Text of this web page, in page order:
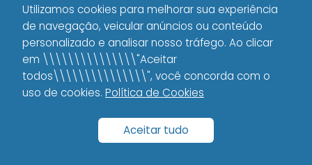
Utilize ferramentas que permitam
acompanhar desde o tráfego do site
até o comportamento dos usuários, de
forma que você possa tomar decisões
embasadas e evitar desperdícios.
Principais Métricas a Serem
Utilizamos cookies para melhorar sua experiência
de navegação, veicular anúncios ou conteúdo
personalizado e analisar nosso tráfego. Ao clicar
em \\\\\\\\\\\\\\\"Aceitar
todos\\\\\\\\\\\\\\\", você concorda com o
uso de cookies. Política de Cookies
Aceitar tudo